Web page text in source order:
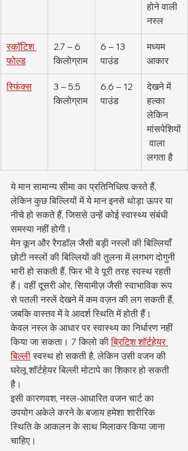
होने वाली
नस्ल
स्कॉटिश
फोल्ड
2.7 – 6
किलोग्राम
6 – 13
पाउंड
मध्यम
आकार
स्फिंक्स
3 – 5.5
किलोग्राम
6.6 – 12
पाउंड
देखने में
हल्का
लेकिन
मांसपेशियों
वाला
लगता है
ये मान सामान्य सीमा का प्रतिनिधित्व करते हैं,
लेकिन कुछ बिल्लियों में ये मान इनसे थोड़ा ऊपर या
नीचे हो सकते हैं, जिससे उन्हें कोई स्वास्थ्य संबंधी
समस्या नहीं होगी।
मेन कून और रैगडॉल जैसी बड़ी नस्लों की बिल्लियाँ
छोटी नस्लों की बिल्लियों की तुलना में लगभग दोगुनी
भारी हो सकती हैं, फिर भी वे पूरी तरह स्वस्थ रहती
हैं। वहीं दूसरी ओर, सियामीज़ जैसी स्वाभाविक रूप
से पतली नस्लें देखने में कम वज़न की लग सकती हैं,
जबकि वास्तव में वे आदर्श स्थिति में होती हैं।
केवल नस्ल के आधार पर स्वास्थ्य का निर्धारण नहीं
किया जा सकता। 7 किलो की ब्रिटिश शॉर्टहेयर
बिल्ली स्वस्थ हो सकती है, लेकिन उसी वजन की
घरेलू शॉर्टहेयर बिल्ली मोटापे का शिकार हो सकती
है।
इसी कारणवश, नस्ल-आधारित वजन चार्ट का
उपयोग अकेले करने के बजाय हमेशा शारीरिक
स्थिति के आकलन के साथ मिलाकर किया जाना
चाहिए।